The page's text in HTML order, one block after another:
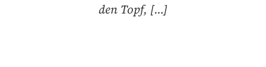
den Topf, […]